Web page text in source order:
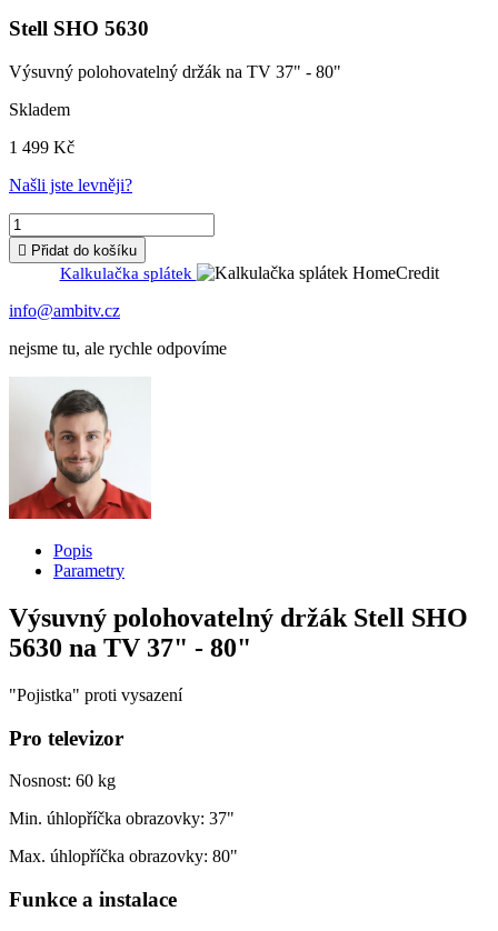
Stell SHO 5630
Výsuvný polohovatelný držák na TV 37" - 80"
Skladem
1 499 Kč
Našli jste levněji?
 Přidat do košíku
Kalkulačka splátek
info@ambitv.cz
nejsme tu, ale rychle odpovíme
Popis
Parametry
Výsuvný polohovatelný držák Stell SHO
5630 na TV 37" - 80"
"Pojistka" proti vysazení
Pro televizor
Nosnost: 60 kg
Min. úhlopříčka obrazovky: 37"
Max. úhlopříčka obrazovky: 80"
Funkce a instalace